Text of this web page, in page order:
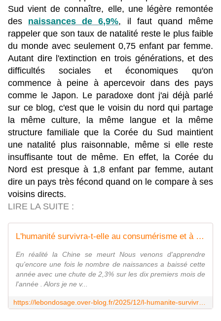
Sud vient de connaître, elle, une légère remontée
des naissances de 6,9%, il faut quand même
rappeler que son taux de natalité reste le plus faible
du monde avec seulement 0,75 enfant par femme.
Autant dire l'extinction en trois générations, et des
difficultés sociales et économiques qu'on
commence à peine à apercevoir dans des pays
comme le Japon. Le paradoxe dont j'ai déjà parlé
sur ce blog, c'est que le voisin du nord qui partage
la même culture, la même langue et la même
structure familiale que la Corée du Sud maintient
une natalité plus raisonnable, même si elle reste
insuffisante tout de même. En effet, la Corée du
Nord est presque à 1,8 enfant par femme, autant
dire un pays très fécond quand on le compare à ses
voisins directs.
LIRE LA SUITE :
L'humanité survivra-t-elle au consumérisme et à l'utilitarisme? - Le Bondosage
En réalité la Chine se meurt Nous venons d'apprendre
qu'encore une fois le nombre de naissances a baissé cette
année avec une chute de 2,3% sur les dix premiers mois de
l'année . Alors je ne v...